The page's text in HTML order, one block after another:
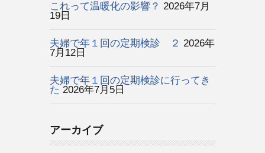
これって温暖化の影響？ 2026年7月
19日
夫婦で年１回の定期検診 ２ 2026年
7月12日
夫婦で年１回の定期検診に行ってき
た 2026年7月5日
アーカイブ